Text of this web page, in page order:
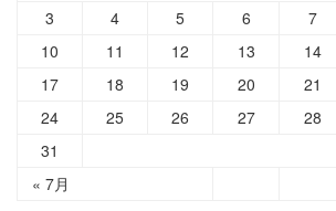
« 7月
3
4 5 6 7
10
11 12 13 14
17
18 19 20 21
24
25 26 27 28
31